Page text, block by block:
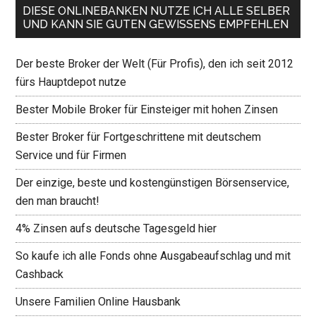
DIESE ONLINEBANKEN NUTZE ICH ALLE SELBER
UND KANN SIE GUTEN GEWISSENS EMPFEHLEN
Der beste Broker der Welt (Für Profis), den ich seit 2012
fürs Hauptdepot nutze
Bester Mobile Broker für Einsteiger mit hohen Zinsen
Bester Broker für Fortgeschrittene mit deutschem
Service und für Firmen
Der einzige, beste und kostengünstigen Börsenservice,
den man braucht!
4% Zinsen aufs deutsche Tagesgeld hier
So kaufe ich alle Fonds ohne Ausgabeaufschlag und mit
Cashback
Unsere Familien Online Hausbank